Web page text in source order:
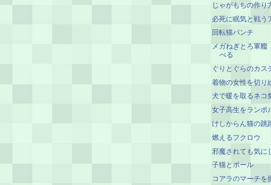
じゃがもちの作り
必死に眠気と戦う
回転猫パンチ
メガねぎとろ軍
べる
ぐりとぐらのカス
着物の女性を切り
犬で暖を取るネコ
女子高生をランボ
けしからん猫の跳
燃えるフクロウ
邪魔されても気に
子猫とボール
コアラのマーチ